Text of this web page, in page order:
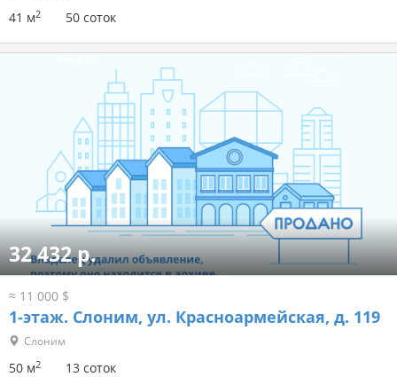
41 м2 50 соток
32 432 р.
≈ 11 000 $
1-этаж. Слоним, ул. Красноармейская, д. 119
Слоним
50 м2 13 соток